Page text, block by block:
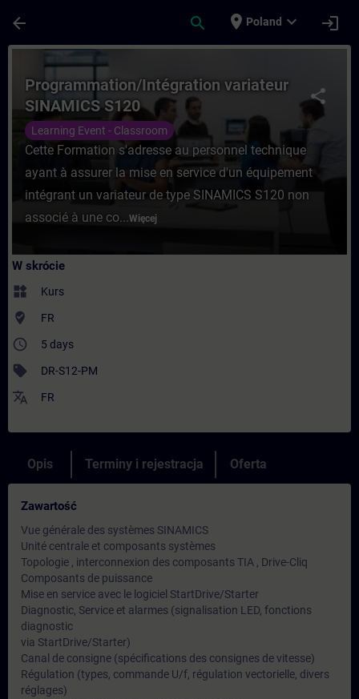
arrow_back search place Poland expand_more login
Kurs - Programmation/Intégration
share
Programmation/Intégration variateur
SINAMICS S120
Learning Event - Classroom
Cette Formation s'adresse au personnel technique
ayant à assurer la mise en service d'un équipement
intégrant un variateur de type SINAMICS S120 non
associé à une co...Więcej
W skrócie
widgets Kurs
where_to_vote FR
access_time 5 days
sell DR-S12-PM
translate FR
Opis Terminy i rejestracja Oferta
Zawartość
Vue générale des systèmes SINAMICS
Unité centrale et composants systèmes
Topologie , interconnexion des composants TIA , Drive-Cliq
Composants de puissance
Mise en service avec le logiciel StartDrive/Starter
Diagnostic, Service et alarmes (signalisation LED, fonctions
diagnostic
via StartDrive/Starter)
Canal de consigne (spécifications des consignes de vitesse)
Régulation (types, commande U/f, régulation vectorielle, divers
réglages)